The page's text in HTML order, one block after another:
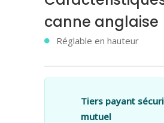
canne anglaise
Réglable en hauteur
Tiers payant
mutuel